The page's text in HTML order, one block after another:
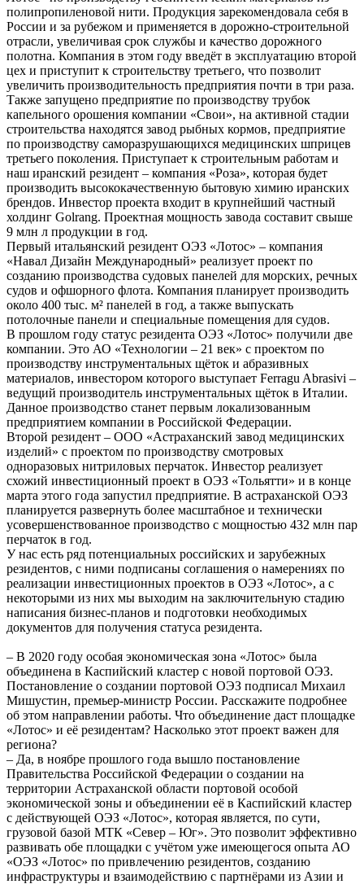
полипропиленовой нити. Продукция зарекомендовала себя в
России и за рубежом и применяется в дорожно-строительной
отрасли, увеличивая срок службы и качество дорожного
полотна. Компания в этом году введёт в эксплуатацию второй
цех и приступит к строительству третьего, что позволит
увеличить производительность предприятия почти в три раза.
Также запущено предприятие по производству трубок
капельного орошения компании «Свои», на активной стадии
строительства находятся завод рыбных кормов, предприятие
по производству саморазрушающихся медицинских шприцев
третьего поколения. Приступает к строительным работам и
наш иранский резидент – компания «Роза», которая будет
производить высококачественную бытовую химию иранских
брендов. Инвестор проекта входит в крупнейший частный
холдинг Golrang. Проектная мощность завода составит свыше
9 млн л продукции в год.
Первый итальянский резидент ОЭЗ «Лотос» – компания
«Навал Дизайн Международный» реализует проект по
созданию производства судовых панелей для морских, речных
судов и офшорного флота. Компания планирует производить
около 400 тыс. м² панелей в год, а также выпускать
потолочные панели и специальные помещения для судов.
В прошлом году статус резидента ОЭЗ «Лотос» получили две
компании. Это АО «Технологии – 21 век» с проектом по
производству инструментальных щёток и абразивных
материалов, инвестором которого выступает Ferragu Abrasivi –
ведущий производитель инструментальных щёток в Италии.
Данное производство станет первым локализованным
предприятием компании в Российской Федерации.
Второй резидент – ООО «Астраханский завод медицинских
изделий» с проектом по производству смотровых
одноразовых нитриловых перчаток. Инвестор реализует
схожий инвестиционный проект в ОЭЗ «Тольятти» и в конце
марта этого года запустил предприятие. В астраханской ОЭЗ
планируется развернуть более масштабное и технически
усовершенствованное производство с мощностью 432 млн пар
перчаток в год.
У нас есть ряд потенциальных российских и зарубежных
резидентов, с ними подписаны соглашения о намерениях по
реализации инвестиционных проектов в ОЭЗ «Лотос», а с
некоторыми из них мы выходим на заключительную стадию
написания бизнес-планов и подготовки необходимых
документов для получения статуса резидента.
– В 2020 году особая экономическая зона «Лотос» была
объединена в Каспийский кластер с новой портовой ОЭЗ.
Постановление о создании портовой ОЭЗ подписал Михаил
Мишустин, премьер-министр России. Расскажите подробнее
об этом направлении работы. Что объединение даст площадке
«Лотос» и её резидентам? Насколько этот проект важен для
региона?
– Да, в ноябре прошлого года вышло постановление
Правительства Российской Федерации о создании на
территории Астраханской области портовой особой
экономической зоны и объединении её в Каспийский кластер
с действующей ОЭЗ «Лотос», которая является, по сути,
грузовой базой МТК «Север – Юг». Это позволит эффективно
развивать обе площадки с учётом уже имеющегося опыта АО
«ОЭЗ «Лотос» по привлечению резидентов, созданию
инфраструктуры и взаимодействию с партнёрами из Азии и